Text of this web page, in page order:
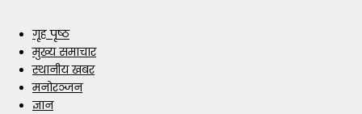
गृह पृष्ठ
मुख्य समाचार
स्थानीय खबर
मनोरञ्जन
ज्ञान